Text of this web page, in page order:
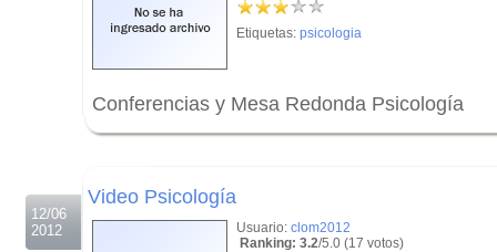
Etiquetas: psicologia
Conferencias y Mesa Redonda Psicología
12/06
2012
Video Psicología
Usuario: clom2012
Ranking: 3.2/5.0 (17 votos)